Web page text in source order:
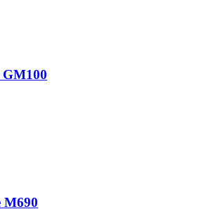
GM100
M690